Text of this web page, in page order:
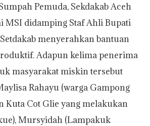
Pemuda, Sekdakab Aceh
MSI didamping Staf Ahli Bupati
menyerahkan bantuan
Adapun kelima penerima
masyarakat miskin tersebut
Rahayu (warga Gampong
Kuta Cot Glie yang melakukan
Mursyidah (Lampakuk